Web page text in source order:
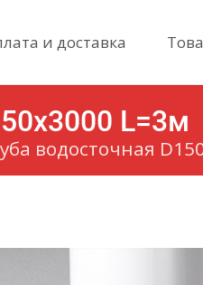
и доставка
L=3м
водосточная